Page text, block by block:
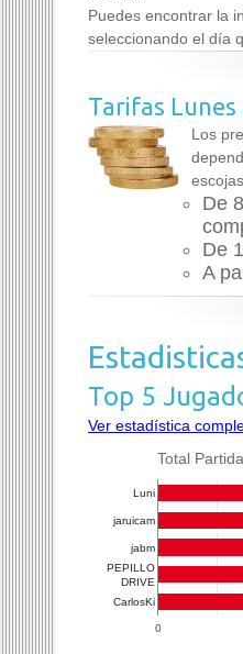
Puedes encontrar la
seleccionando el día
Tarifas Lunes
Los
De
De
A
Top 5
Ver estadística
Total
0
Luni
jaruicam
jabm
PEPILLO
DRIVE
CarlosKi